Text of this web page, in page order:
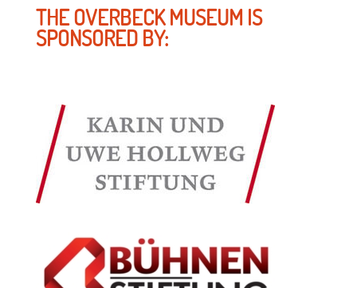
THE OVERBECK MUSEUM IS
SPONSORED BY: